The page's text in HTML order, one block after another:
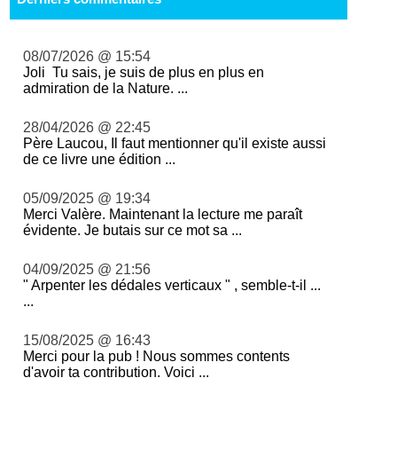
08/07/2026 @ 15:54
Joli Tu sais, je suis de plus en plus en
admiration de la Nature. ...
28/04/2026 @ 22:45
Père Laucou, Il faut mentionner qu'il existe aussi
de ce livre une édition ...
05/09/2025 @ 19:34
Merci Valère. Maintenant la lecture me paraît
évidente. Je butais sur ce mot sa ...
04/09/2025 @ 21:56
" Arpenter les dédales verticaux " , semble-t-il ...
...
15/08/2025 @ 16:43
Merci pour la pub ! Nous sommes contents
d'avoir ta contribution. Voici ...